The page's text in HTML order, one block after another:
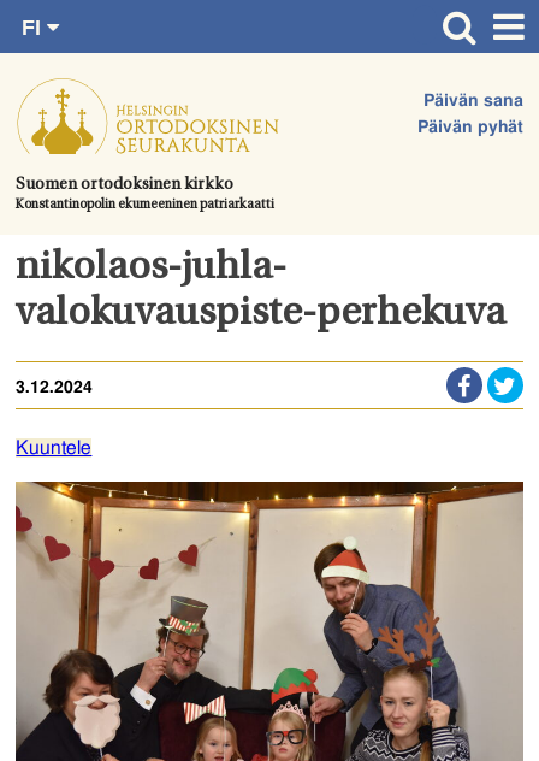
suoraan
sisältöön.
Suomen ortodoksinen kirkko
Konstantinopolin ekumeeninen patriarkaatti
Päivän sana
Päivän pyhät
FI
SV
EN
UA
Etusivu
Ajankohtaista
Juhlat & toimitukset
Kirkot
Apua & tukea
Hautausmaa
Yhteystiedot
nikolaos-juhla-
valokuvauspiste-perhekuva
3.12.2024
Kuuntele